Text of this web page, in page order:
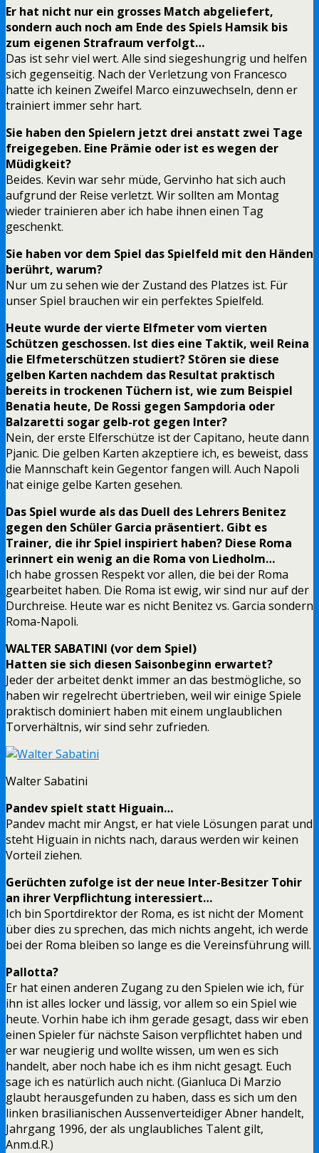
Er hat nicht nur ein grosses Match abgeliefert,
sondern auch noch am Ende des Spiels Hamsik bis
zum eigenen Strafraum verfolgt…
Das ist sehr viel wert. Alle sind siegeshungrig und helfen
sich gegenseitig. Nach der Verletzung von Francesco
hatte ich keinen Zweifel Marco einzuwechseln, denn er
trainiert immer sehr hart.
Sie haben den Spielern jetzt drei anstatt zwei Tage
freigegeben. Eine Prämie oder ist es wegen der
Müdigkeit?
Beides. Kevin war sehr müde, Gervinho hat sich auch
aufgrund der Reise verletzt. Wir sollten am Montag
wieder trainieren aber ich habe ihnen einen Tag
geschenkt.
Sie haben vor dem Spiel das Spielfeld mit den Händen
berührt, warum?
Nur um zu sehen wie der Zustand des Platzes ist. Für
unser Spiel brauchen wir ein perfektes Spielfeld.
Heute wurde der vierte Elfmeter vom vierten
Schützen geschossen. Ist dies eine Taktik, weil Reina
die Elfmeterschützen studiert? Stören sie diese
gelben Karten nachdem das Resultat praktisch
bereits in trockenen Tüchern ist, wie zum Beispiel
Benatia heute, De Rossi gegen Sampdoria oder
Balzaretti sogar gelb-rot gegen Inter?
Nein, der erste Elferschütze ist der Capitano, heute dann
Pjanic. Die gelben Karten akzeptiere ich, es beweist, dass
die Mannschaft kein Gegentor fangen will. Auch Napoli
hat einige gelbe Karten gesehen.
Das Spiel wurde als das Duell des Lehrers Benitez
gegen den Schüler Garcia präsentiert. Gibt es
Trainer, die ihr Spiel inspiriert haben? Diese Roma
erinnert ein wenig an die Roma von Liedholm…
Ich habe grossen Respekt vor allen, die bei der Roma
gearbeitet haben. Die Roma ist ewig, wir sind nur auf der
Durchreise. Heute war es nicht Benitez vs. Garcia sondern
Roma-Napoli.
WALTER SABATINI (vor dem Spiel)
Hatten sie sich diesen Saisonbeginn erwartet?
Jeder der arbeitet denkt immer an das bestmögliche, so
haben wir regelrecht übertrieben, weil wir einige Spiele
praktisch dominiert haben mit einem unglaublichen
Torverhältnis, wir sind sehr zufrieden.
Walter Sabatini
Pandev spielt statt Higuain…
Pandev macht mir Angst, er hat viele Lösungen parat und
steht Higuain in nichts nach, daraus werden wir keinen
Vorteil ziehen.
Gerüchten zufolge ist der neue Inter-Besitzer Tohir
an ihrer Verpflichtung interessiert…
Ich bin Sportdirektor der Roma, es ist nicht der Moment
über dies zu sprechen, das mich nichts angeht, ich werde
bei der Roma bleiben so lange es die Vereinsführung will.
Pallotta?
Er hat einen anderen Zugang zu den Spielen wie ich, für
ihn ist alles locker und lässig, vor allem so ein Spiel wie
heute. Vorhin habe ich ihm gerade gesagt, dass wir eben
einen Spieler für nächste Saison verpflichtet haben und
er war neugierig und wollte wissen, um wen es sich
handelt, aber noch habe ich es ihm nicht gesagt. Euch
sage ich es natürlich auch nicht. (Gianluca Di Marzio
glaubt herausgefunden zu haben, dass es sich um den
linken brasilianischen Aussenverteidiger Abner handelt,
Jahrgang 1996, der als unglaubliches Talent gilt,
Anm.d.R.)